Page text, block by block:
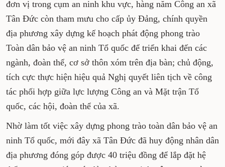
Ngoài tăng cường phối hợp, trao đổi thông tin
với các đơn vị trong cụm an ninh khu vực, hàng
năm Công an xã Tân Đức còn tham mưu cho
cấp ủy Đảng, chính quyền địa phương xây dựng
kế hoạch phát động phong trào Toàn dân bảo
vệ an ninh Tổ quốc để triển khai đến các
ngành, đoàn thể, cơ sở thôn xóm trên địa bàn;
chủ động, tích cực thực hiện hiệu quả Nghị
quyết liên tịch về công tác phối hợp giữa lực
lượng Công an và Mặt trận Tổ quốc, các hội,
đoàn thể của xã.